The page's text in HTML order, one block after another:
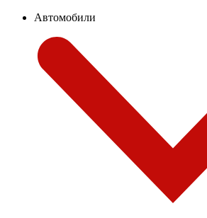
Автомобили